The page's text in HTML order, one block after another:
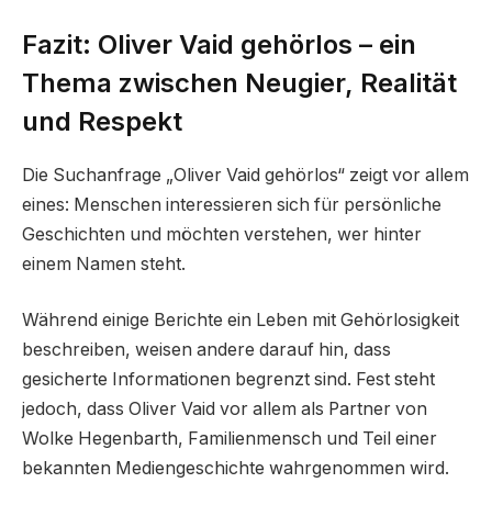
Fazit: Oliver Vaid gehörlos – ein
Thema zwischen Neugier, Realität
und Respekt
Die Suchanfrage „Oliver Vaid gehörlos“ zeigt vor allem
eines: Menschen interessieren sich für persönliche
Geschichten und möchten verstehen, wer hinter
einem Namen steht.
Während einige Berichte ein Leben mit Gehörlosigkeit
beschreiben, weisen andere darauf hin, dass
gesicherte Informationen begrenzt sind. Fest steht
jedoch, dass Oliver Vaid vor allem als Partner von
Wolke Hegenbarth, Familienmensch und Teil einer
bekannten Mediengeschichte wahrgenommen wird.